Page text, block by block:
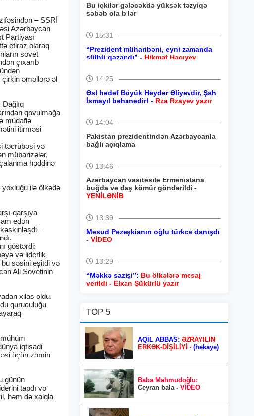
– SSRİ
Azərbaycan
Partiyası
etiraz olaraq
sovet
çıxarıb
çirkin əməllərə əl
qovulmağa
müdafiə
itirməsi
təcrübəsi və
mübarizələr,
həddinə
ilə ölkədə
qarşıya
edən
–
göstərdi:
və liderlik
bu səsini eşitdi və
Ali Sovetinin
xilas oldu.
quruculuğu
iqtisadi
üçün zəmin
günün
tapdı və
həm də xalqla
Bu içkilər gələcəkdə yüksək təzyiqə
səbəb ola bilər
15:31
“Prezident müharibəni, eyni zamanda
sülhü qazandı” - Hikmət Hacıyev
14:25
Əsl hədəf Böyük Heydər Əliyevdir, Şah
İsmayıl bəhanədir! - Rza Rzayev yazır
14:04
Pakistan prezidentindən Azərbaycanla
bağlı açıqlama
13:46
Azərbaycan vasitəsilə Ermənistana
buğda və daş kömür göndərildi -
YENİLƏNİB
13:39
Məsud Pezeşkianın oğlu türkcə danışdı
- VİDEO
13:29
“Məkkə sazişi”: Bu ölkələrə mesaj
verildi - Elxan Şükürlü yazır
TOP 5
AQİL ABBAS: ƏZRAYILIN
ERKƏK-DİŞİLİYİ - (hekayə)
Baba Mahmudoğlu:
Ceyran bala - VİDEO